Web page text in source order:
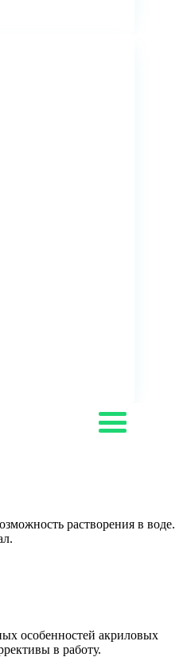
растворения в воде.
особенностей акриловых
в работу.